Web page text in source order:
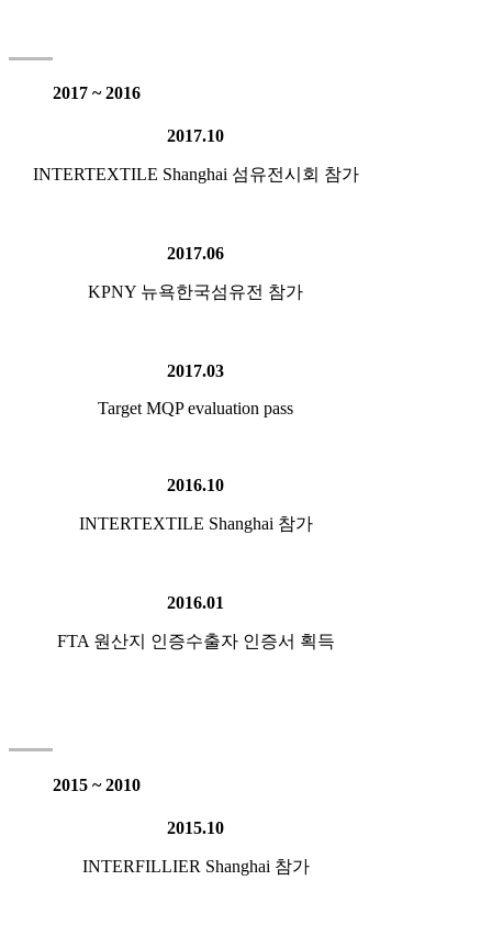
2017 ~ 2016
2017.10
INTERTEXTILE Shanghai 섬유전시회 참가
2017.06
KPNY 뉴욕한국섬유전 참가
2017.03
Target MQP evaluation pass
2016.10
INTERTEXTILE Shanghai 참가
2016.01
FTA 원산지 인증수출자 인증서 획득
2015 ~ 2010
2015.10
INTERFILLIER Shanghai 참가